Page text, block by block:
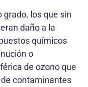
los que sin
daño a la
químicos
o
de ozono que
contaminantes